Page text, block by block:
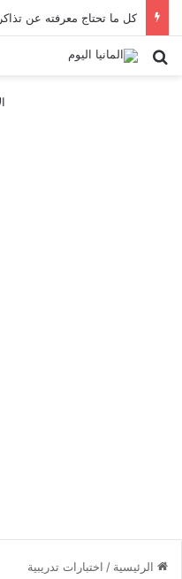
كل ما تحتاج معرفته عن تذاكر
بحث عن
الرئيسية / اختبارات تدريبية